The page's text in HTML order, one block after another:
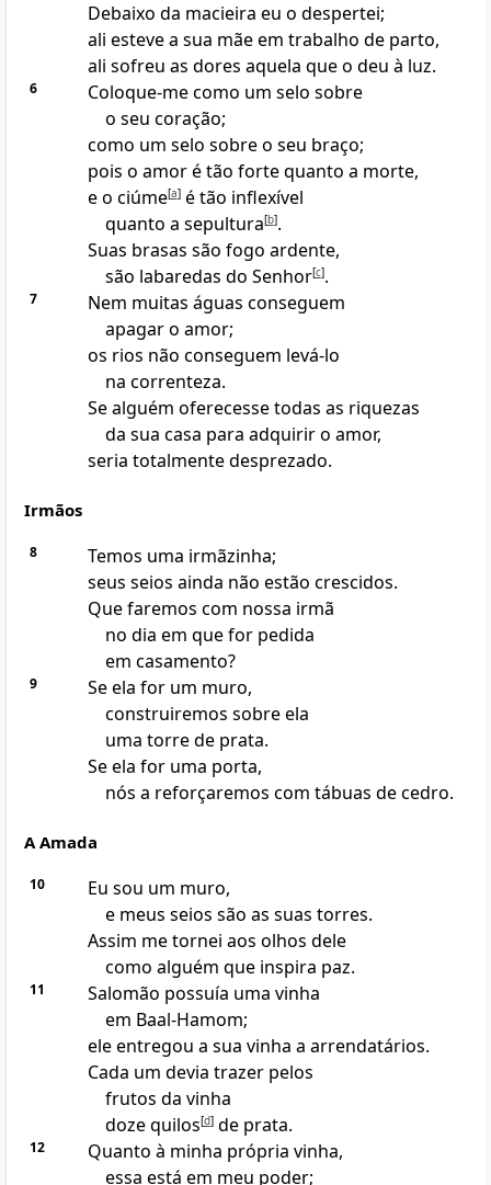
Debaixo da macieira eu o despertei;
ali esteve a sua mãe em trabalho de parto,
ali sofreu as dores aquela que o deu à luz.
6
Coloque-me como um selo sobre
o seu coração;
como um selo sobre o seu braço;
pois o amor é tão forte quanto a morte,
e o ciúme[a]é tão inflexível
quanto a sepultura[b].
Suas brasas são fogo ardente,
são labaredas do Senhor[c].
7
Nem muitas águas conseguem
apagar o amor;
os rios não conseguem levá-lo
na correnteza.
Se alguém oferecesse todas as riquezas
da sua casa para adquirir o amor,
seria totalmente desprezado.
Irmãos
8
Temos uma irmãzinha;
seus seios ainda não estão crescidos.
Que faremos com nossa irmã
no dia em que for pedida
em casamento?
9
Se ela for um muro,
construiremos sobre ela
uma torre de prata.
Se ela for uma porta,
nós a reforçaremos com tábuas de cedro.
A Amada
10
Eu sou um muro,
e meus seios são as suas torres.
Assim me tornei aos olhos dele
como alguém que inspira paz.
11
Salomão possuía uma vinha
em Baal-Hamom;
ele entregou a sua vinha a arrendatários.
Cada um devia trazer pelos
frutos da vinha
doze quilos[d]de prata.
12
Quanto à minha própria vinha,
essa está em meu poder;